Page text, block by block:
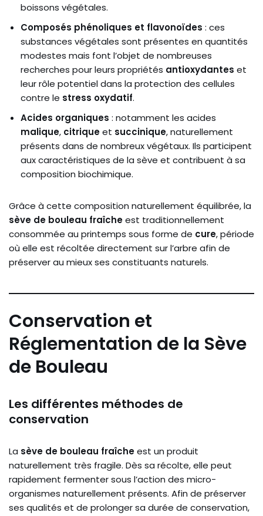
boissons végétales.
Composés phénoliques et flavonoïdes : ces
substances végétales sont présentes en quantités
modestes mais font l’objet de nombreuses
recherches pour leurs propriétés antioxydantes et
leur rôle potentiel dans la protection des cellules
contre le stress oxydatif.
Acides organiques : notamment les acides
malique, citriqueet succinique, naturellement
présents dans de nombreux végétaux. Ils participent
aux caractéristiques de la sève et contribuent à sa
composition biochimique.
Grâce à cette composition naturellement équilibrée, la
sève de bouleau fraîcheest traditionnellement
consommée au printemps sous forme de cure, période
où elle est récoltée directement sur l’arbre afin de
préserver au mieux ses constituants naturels.
Conservation et
Réglementation de la Sève
de Bouleau
Les différentes méthodes de
conservation
La sève de bouleau fraîcheest un produit
naturellement très fragile. Dès sa récolte, elle peut
rapidement fermenter sous l’action des micro-
organismes naturellement présents. Afin de préserver
ses qualités et de prolonger sa durée de conservation,